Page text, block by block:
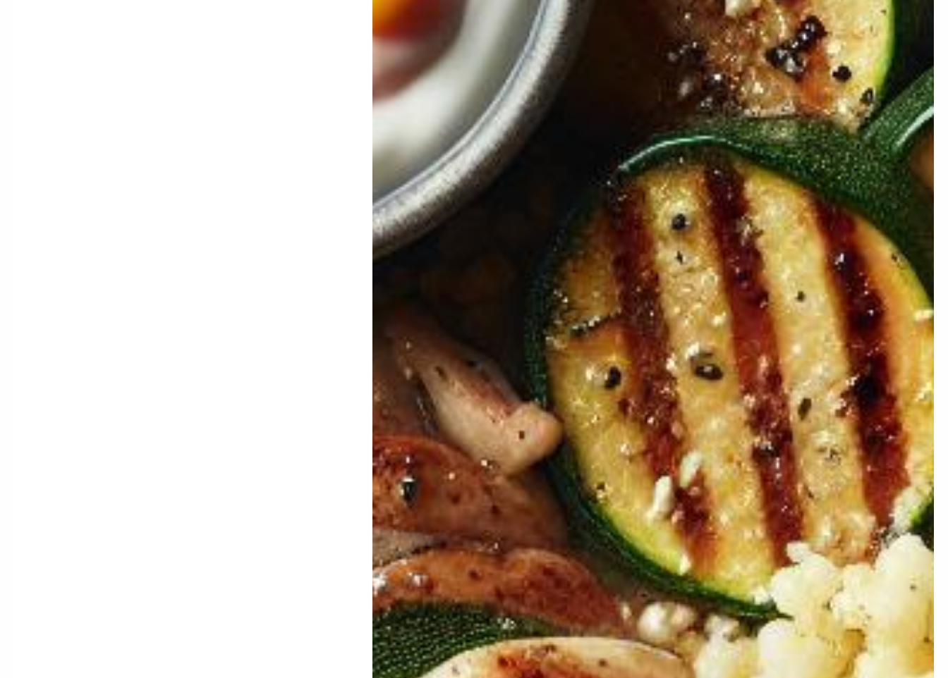
Que diriez-vous d’avoir Votre coach Nutrition ?
Imaginez la puissance de l’Intelligence Artificielle à votre service pour perdre du poids, prendre de la masse ou
simplement mieux manger. Découvrez NutriCoach AI et atteignez vos objectifs sans régime mais simplement
avec un rééquilibrage alimentaire !
Profitez de 50% de réduction pour tester et constater.
Recevez votre code promo sur votre accompagnement Nutrition par Intelligence Artificielle.
×